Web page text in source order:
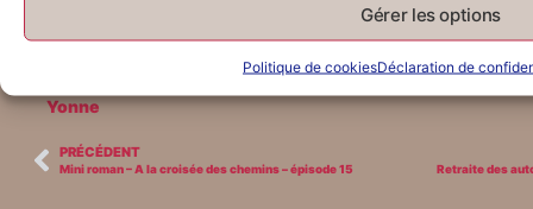
Gérer les options
Politique de cookiesDéclaration de
Yonne
PRÉCÉDENT
Mini roman – A la croisée des chemins – épisode 15